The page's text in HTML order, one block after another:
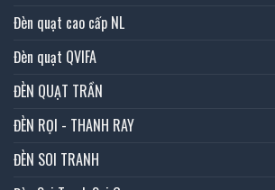
Đèn quạt cao cấp NL
Đèn quạt QVIFA
ĐÈN QUẠT TRẦN
ĐÈN RỌI - THANH RAY
ĐÈN SOI TRANH